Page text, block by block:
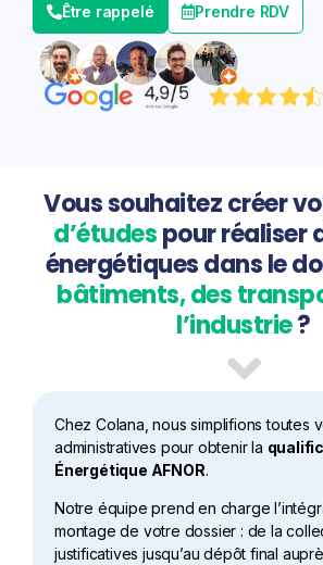
Être rappelé Prendre RDV
Vous souhaitez créer
d’étudespour réaliser
énergétiques dans le
bâtiments, des
l’industrie?
Chez Colana, nous simplifions toutes
administratives pour obtenir la
Énergétique AFNOR.
Notre équipe prend en charge
montage de votre dossier : de la
justificatives jusqu’au dépôt final